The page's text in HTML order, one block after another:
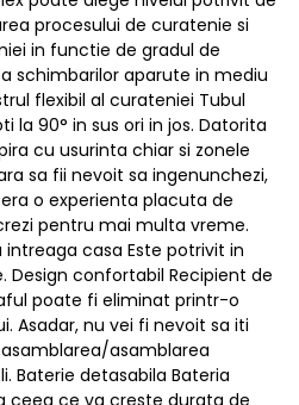
procesului de curatenie si
in functie de gradul de
schimbarilor aparute in mediu
flexibil al curateniei Tubul
la 90° in sus ori in jos. Datorita
cu usurinta chiar si zonele
sa fii nevoit sa ingenunchezi,
o experienta placuta de
pentru mai multa vreme.
casa Este potrivit in
Design confortabil Recipient de
poate fi eliminat printr-o
Asadar, nu vei fi nevoit sa iti
asamblarea
Baterie detasabila Bateria
ceea ce va creste durata de